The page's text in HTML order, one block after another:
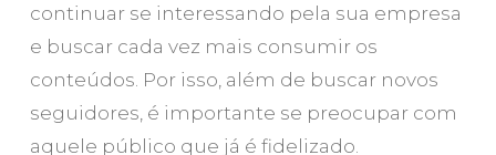
continuar se interessando pela sua empresa
e buscar cada vez mais consumir os
conteúdos. Por isso, além de buscar novos
seguidores, é importante se preocupar com
aquele público que já é fidelizado.